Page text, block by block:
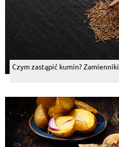
Czym zastąpić kumin?